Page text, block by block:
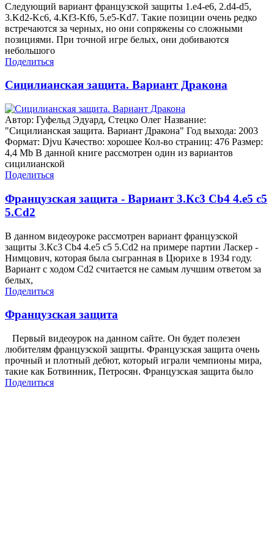
Следующий вариант французской защиты 1.е4-е6, 2.d4-d5,
3.Kd2-Kc6, 4.Kf3-Kf6, 5.e5-Kd7. Такие позиции очень редко
встречаются за черных, но они сопряжены со сложными
позициями. При точной игре белых, они добиваются
небольшого
Поделиться
Сицилианская защита. Вариант Дракона
Автор: Гуфельд Эдуард, Стецко Олег Название:
"Сицилианская защита. Вариант Дракона" Год выхода: 2003
Формат: Djvu Качество: хорошее Кол-во страниц: 476 Размер:
4,4 Mb В данной книге рассмотрен один из вариантов
сицилианской
Поделиться
Французская защита - Вариант 3.Кc3 Cb4 4.e5 c5
5.Cd2
В данном видеоуроке рассмотрен вариант французской
защиты 3.Кc3 Cb4 4.e5 c5 5.Cd2 на примере партии Ласкер -
Нимцович, которая была сыгранная в Цюрихе в 1934 году.
Вариант с ходом Cd2 считается не самым лучшим ответом за
белых,
Поделиться
Французская защита
Первый видеоурок на данном сайте. Он будет полезен
любителям французской защиты. Французская защита очень
прочный и плотный дебют, который играли чемпионы мира,
такие как Ботвинник, Петросян. Французская защита было
Поделиться